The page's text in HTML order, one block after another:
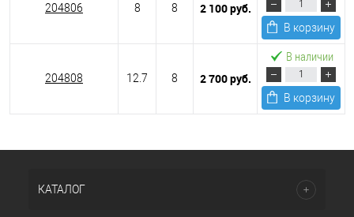
204806 8 8 2 100 руб.
В корзину
204808 12.7 8 2 700 руб.
В наличии
В корзину
КАТАЛОГ